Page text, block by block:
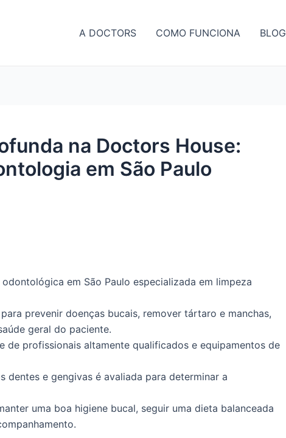
A DOCTORS COMO FUNCIONA BLOG
na Doctors House:
em São Paulo
em São Paulo especializada em limpeza
prevenir doenças bucais, remover tártaro e manchas,
geral do paciente.
de profissionais altamente qualificados e equipamentos de
dentes e gengivas é avaliada para determinar a
uma boa higiene bucal, seguir uma dieta balanceada